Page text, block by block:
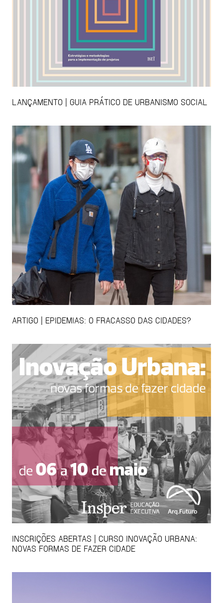
LANÇAMENTO | GUIA PRÁTICO DE URBANISMO SOCIAL
ARTIGO | EPIDEMIAS: O FRACASSO DAS CIDADES?
INSCRIÇÕES ABERTAS | CURSO INOVAÇÃO URBANA:
NOVAS FORMAS DE FAZER CIDADE